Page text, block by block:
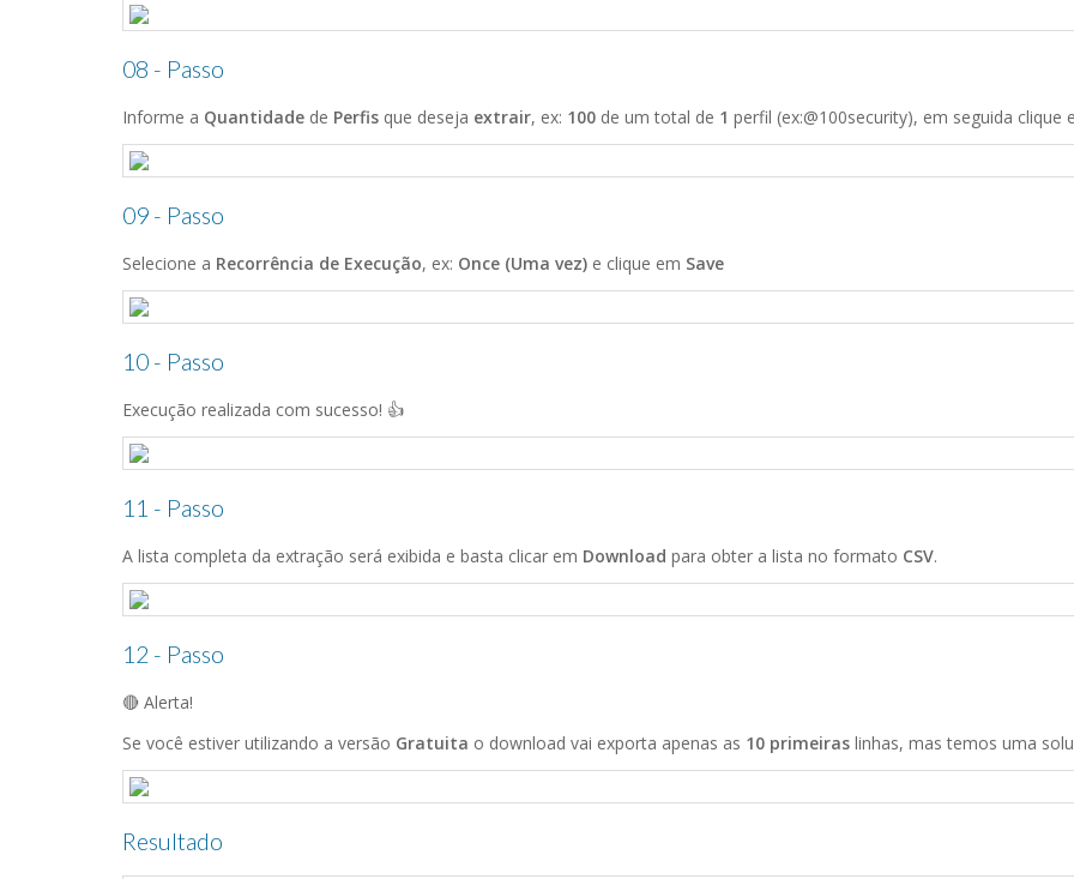
08 - Passo
Informe a Quantidade de Perfis que deseja extrair, ex: 100 de um total de 1 perfil (ex:@100security), em seguida clique
09 - Passo
Selecione a Recorrência de Execução, ex: Once (Uma vez) e clique em Save
10 - Passo
Execução realizada com sucesso! 👍
11 - Passo
A lista completa da extração será exibida e basta clicar em Download para obter a lista no formato CSV.
12 - Passo
🔴 Alerta!
Se você estiver utilizando a versão Gratuita o download vai exporta apenas as 10 primeiras linhas, mas temos uma
Resultado